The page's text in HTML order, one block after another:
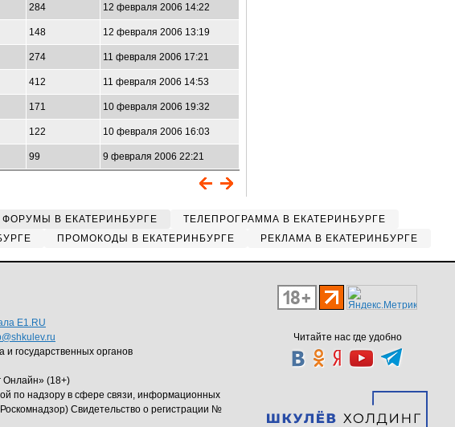
284 12 февраля 2006 14:22
148 12 февраля 2006 13:19
274 11 февраля 2006 17:21
412 11 февраля 2006 14:53
171 10 февраля 2006 19:32
122 10 февраля 2006 16:03
99 9 февраля 2006 22:21
ФОРУМЫ В ЕКАТЕРИНБУРГЕ
ТЕЛЕПРОГРАММА В ЕКАТЕРИНБУРГЕ
ПРОМОКОДЫ В ЕКАТЕРИНБУРГЕ РЕКЛАМА В ЕКАТЕРИНБУРГЕ
Читайте нас где удобно
E1.RU
государственных органов
Онлайн» (18+)
по надзору в сфере связи, информационных
Свидетельство о регистрации №